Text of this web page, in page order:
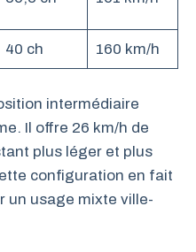
40 ch 160 km/h
intermédiaire
Il offre 26 km/h de
plus léger et plus
configuration en fait
un usage mixte ville-